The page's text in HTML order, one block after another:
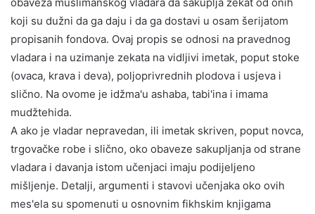
koji su dužni da ga daju i da ga dostavi u osam šerijatom
propisanih fondova. Ovaj propis se odnosi na pravednog
vladara i na uzimanje zekata na vidljivi imetak, poput stoke
(ovaca, krava i deva), poljoprivrednih plodova i usjeva i
slično. Na ovome je idžma'u ashaba, tabi'ina i imama
mudžtehida.
A ako je vladar nepravedan, ili imetak skriven, poput novca,
trgovačke robe i slično, oko obaveze sakupljanja od strane
vladara i davanja istom učenjaci imaju podijeljeno
mišljenje. Detalji, argumenti i stavovi učenjaka oko ovih
mes'ela su spomenuti u osnovnim fikhskim knjigama